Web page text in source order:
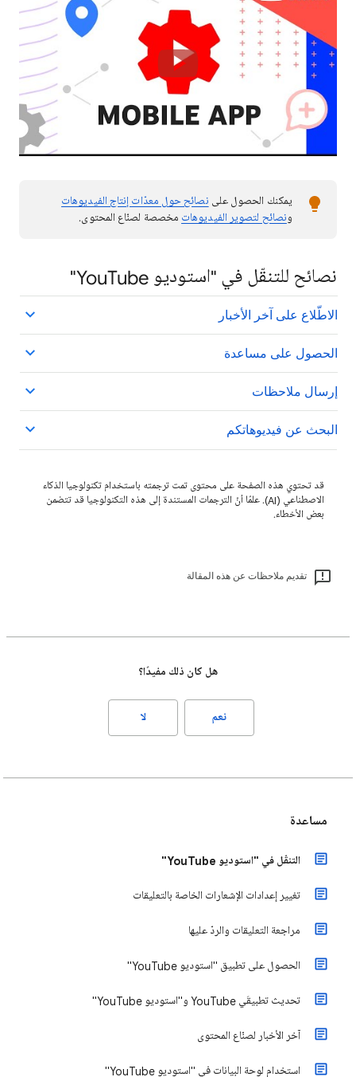
يمكنك الحصول على نصائح حول معدّات إنتاج الفيديوهات
ونصائح لتصوير الفيديوهات مخصصة لصنّاع المحتوى.
نصائح للتنقّل في "استوديو YouTube"
الاطّلاع على آخر الأخبار
الحصول على مساعدة
إرسال ملاحظات
البحث عن فيديوهاتكم
قد تحتوي هذه الصفحة على محتوى تمت ترجمته باستخدام تكنولوجيا الذكاء
الاصطناعي (AI). علمًا أنّ الترجمات المستندة إلى هذه التكنولوجيا قد تتضمن
بعض الأخطاء.
تقديم ملاحظات عن هذه المقالة
هل كان ذلك مفيدًا؟
نعم لا
مساعدة
التنقّل في "استوديو YouTube"
تغيير إعدادات الإشعارات الخاصة بالتعليقات
مراجعة التعليقات والردّ عليها
الحصول على تطبيق "استوديو YouTube"
تحديث تطبيقَي YouTube و"استوديو YouTube"
آخر الأخبار لصنّاع المحتوى
استخدام لوحة البيانات في "استوديو YouTube"